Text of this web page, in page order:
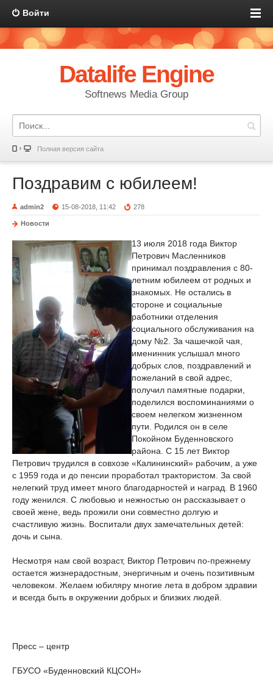
Войти
Datalife Engine
Softnews Media Group
Полная версия сайта
Поздравим с юбилеем!
admin2 15-08-2018, 11:42 278
Новости
13 июля 2018 года Виктор
Петрович Масленников
принимал поздравления с 80-
летним юбилеем от родных и
знакомых. Не остались в
стороне и социальные
работники отделения
социального обслуживания на
дому №2. За чашечкой чая,
именинник услышал много
добрых слов, поздравлений и
пожеланий в свой адрес,
получил памятные подарки,
поделился воспоминаниями о
своем нелегком жизненном
пути. Родился он в селе
Покойном Буденновского
района. С 15 лет Виктор
Петрович трудился в совхозе «Калининский» рабочим, а уже
с 1959 года и до пенсии проработал трактористом. За свой
нелегкий труд имеет много благодарностей и наград. В 1960
году женился. С любовью и нежностью он рассказывает о
своей жене, ведь прожили они совместно долгую и
счастливую жизнь. Воспитали двух замечательных детей:
дочь и сына.
Несмотря нам свой возраст, Виктор Петрович по-прежнему
остается жизнерадостным, энергичным и очень позитивным
человеком. Желаем юбиляру многие лета в добром здравии
и всегда быть в окружении добрых и близких людей.
Пресс – центр
ГБУСО «Буденновский КЦСОН»